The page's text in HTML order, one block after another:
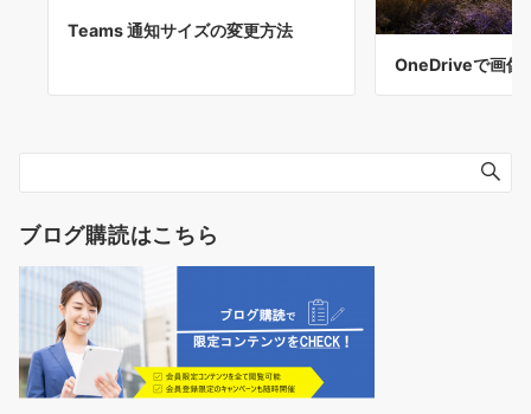
Teams 通知サイズの変更方法
OneDriveで画像
ブログ購読はこちら